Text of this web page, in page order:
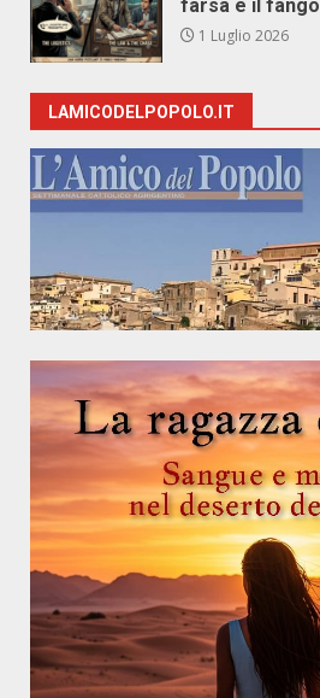
farsa e il fango
1 Luglio 2026
LAMICODELPOPOLO.IT